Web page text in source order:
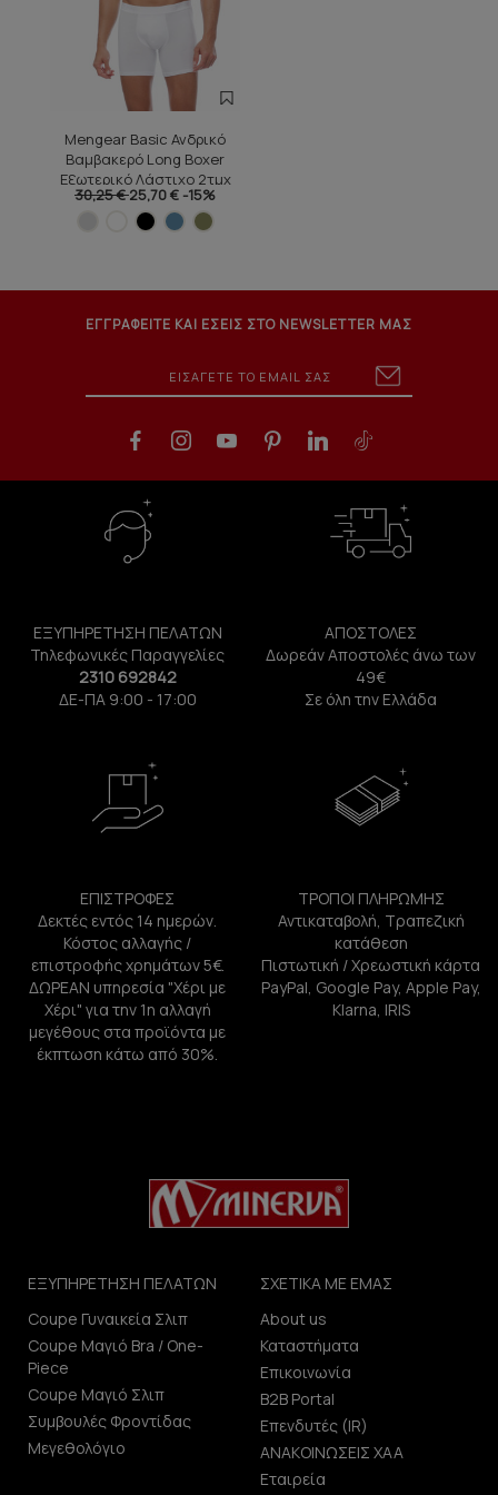
Mengear Basic Ανδρικό
Βαμβακερό Long Boxer
Εξωτερικό Λάστιχο 2τμχ
30,25 €25,70 € -15%
ΕΓΓΡΑΦΕΙΤΕ ΚΑΙ ΕΣΕΙΣ ΣΤΟ NEWSLETTER ΜΑΣ
ΕΞΥΠΗΡΕΤΗΣΗ ΠΕΛΑΤΩΝ
Τηλεφωνικές Παραγγελίες
2310 692842
ΔΕ-ΠΑ 9:00 - 17:00
ΑΠΟΣΤΟΛΕΣ
Δωρεάν Αποστολές άνω των
49€
Σε όλη την Ελλάδα
ΕΠΙΣΤΡΟΦΕΣ
Δεκτές εντός 14 ημερών.
Κόστος αλλαγής /
επιστροφής χρημάτων 5€.
ΔΩΡΕΑΝ υπηρεσία "Χέρι με
Χέρι" για την 1η αλλαγή
μεγέθους στα προϊόντα με
έκπτωση κάτω από 30%.
ΤΡΟΠΟΙ ΠΛΗΡΩΜΗΣ
Αντικαταβολή, Τραπεζική
κατάθεση
Πιστωτική / Χρεωστική κάρτα
PayPal, Google Pay, Apple Pay,
Klarna, IRIS
ΕΞΥΠΗΡΕΤΗΣΗ ΠΕΛΑΤΩΝ
Coupe Γυναικεία Σλιπ
Coupe Μαγιό Bra / One-
Piece
Coupe Μαγιό Σλιπ
Συμβουλές Φροντίδας
Μεγεθολόγιο
ΣΧΕΤΙΚΑ ΜΕ ΕΜΑΣ
About us
Καταστήματα
Επικοινωνία
B2B Portal
Επενδυτές (IR)
ΑΝΑΚΟΙΝΩΣΕΙΣ ΧΑΑ
Εταιρεία